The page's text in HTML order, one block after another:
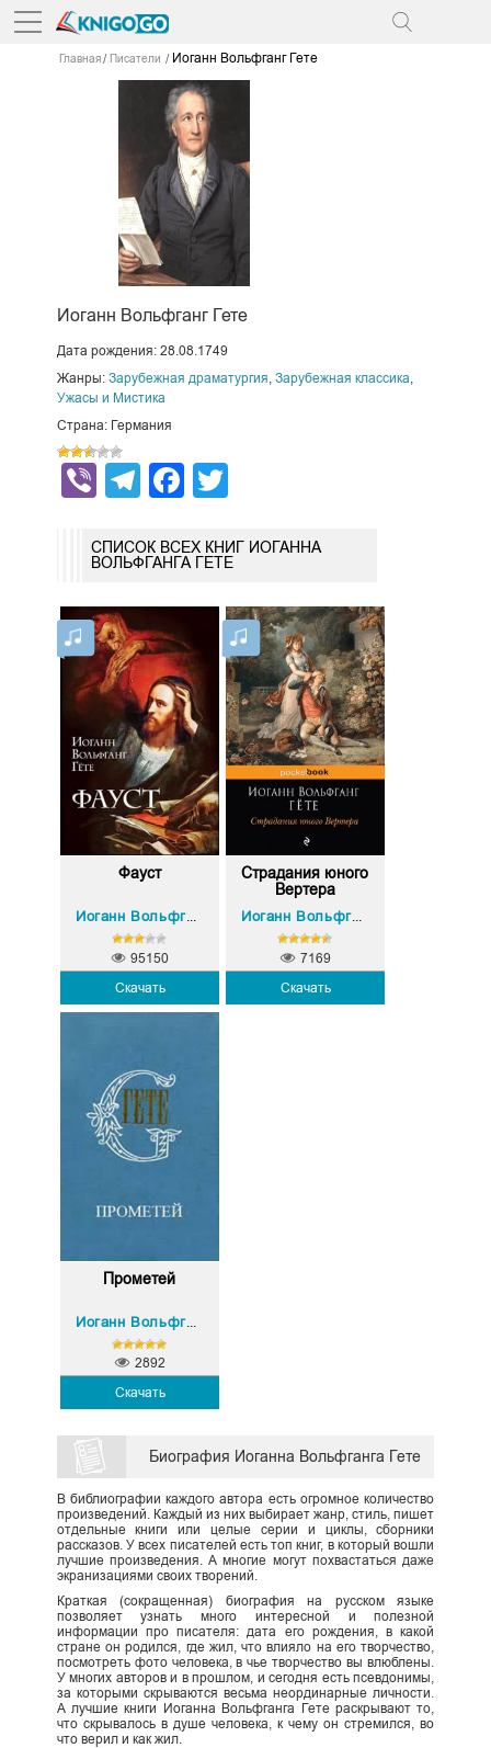
Главная Писатели Иоганн Вольфганг Гете
Иоганн Вольфганг Гете
Дата рождения: 28.08.1749
Жанры: Зарубежная драматургия, Зарубежная классика,
Ужасы и Мистика
Страна: Германия
ViberTelegram
Facebook
СПИСОК ВСЕХ КНИГ ИОГАННА
ВОЛЬФГАНГА ГЕТЕ
Фауст
Иоганн Вольфганг Гете
Скачать
95150
Страдания юного
Вертера
Иоганн Вольфганг Гете
Скачать
7169
Прометей
Иоганн Вольфганг Гете
Скачать
2892
Биография Иоганна Вольфганга Гете
В библиографии каждого автора есть огромное количество
произведений. Каждый из них выбирает жанр, стиль, пишет
отдельные книги или целые серии и циклы, сборники
рассказов. У всех писателей есть топ книг, в который вошли
лучшие произведения. А многие могут похвастаться даже
экранизациями своих творений.
Краткая (сокращенная) биография на русском языке
позволяет узнать много интересной и полезной
информации про писателя: дата его рождения, в какой
стране он родился, где жил, что влияло на его творчество,
посмотреть фото человека, в чье творчество вы влюблены.
У многих авторов и в прошлом, и сегодня есть псевдонимы,
за которыми скрываются весьма неординарные личности.
А лучшие книги Иоганна Вольфганга Гете раскрывают то,
что скрывалось в душе человека, к чему он стремился, во
что верил и как жил.